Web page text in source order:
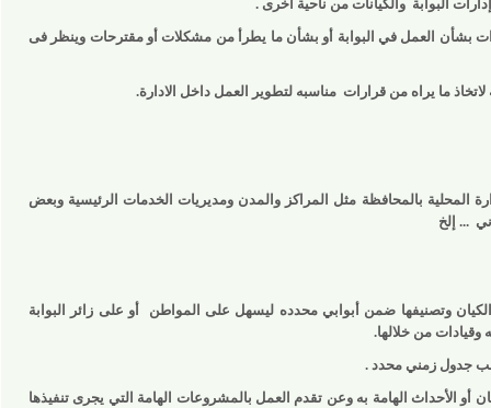
والكيانات من ناحية أخرى .
العمل في البوابة أو بشأن ما يطرأ من مشكلات أو مقترحات وينظر فى
ما يراه من قرارات مناسبه لتطوير العمل داخل الادارة.
بالمحافظة مثل المراكز والمدن ومديريات الخدمات الرئيسية وبعض
وتصنيفها ضمن أبوابي محدده ليسهل على المواطن
أو على زائر البوابة
من خلالها.
زمني محدد .
الهامة به وعن تقدم العمل بالمشروعات الهامة التي يجرى تنفيذها